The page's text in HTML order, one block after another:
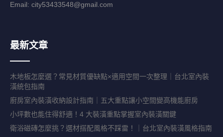
Email: city53433548@gmail.com
最新文章
木地板怎麼選？常見材質優缺點×適用空間一次整理｜台北室內裝
潢統包指南
廚房室內裝潢收納設計指南｜五大重點讓小空間變高機能廚房
小坪數也能住得舒適！4 大裝潢重點掌握室內裝潢關鍵
衛浴磁磚怎麼挑？選材搭配風格不踩雷！｜台北室內裝潢風格指南